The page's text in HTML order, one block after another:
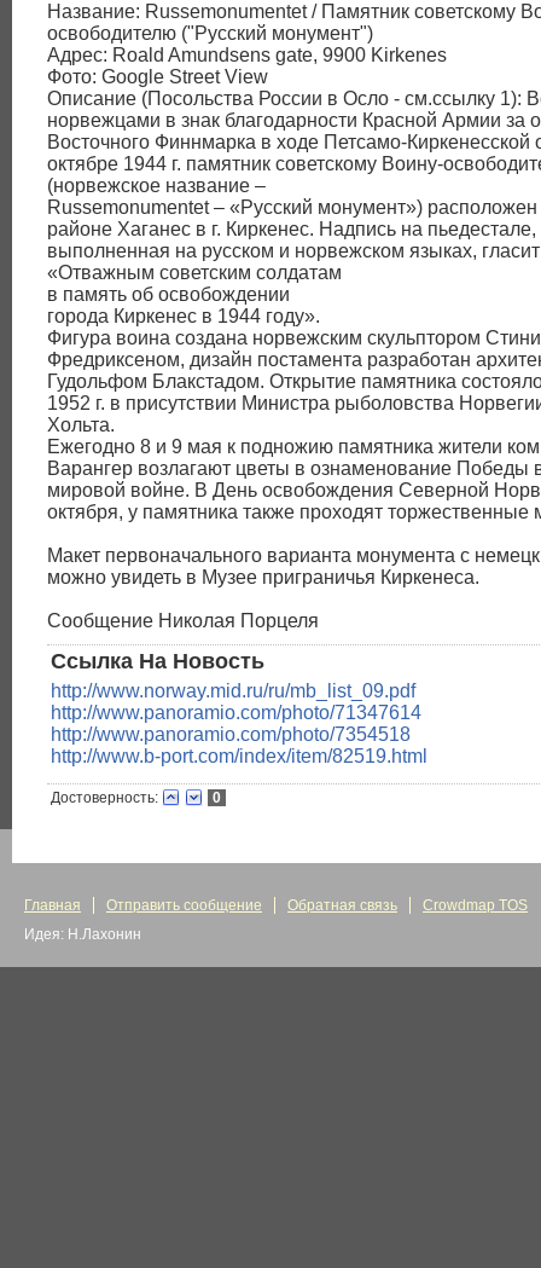
Название: Russemonumentet / Памятник советскому
освободителю ("Русский монумент")
Адрес: Roald Amundsens gate, 9900 Kirkenes
Фото: Google Street View
Описание (Посольства России в Осло - см.ссылку 1):
норвежцами в знак благодарности Красной Армии за
Восточного Финнмарка в ходе Петсамо-Киркенесской
октябре 1944 г. памятник советскому Воину-
(норвежское название –
Russemonumentet – «Русский монумент») расположен
районе Хаганес в г. Киркенес. Надпись на пьедестале,
выполненная на русском и норвежском языках,
«Отважным советским солдатам
в память об освобождении
города Киркенес в 1944 году».
Фигура воина создана норвежским скульптором
Фредриксеном, дизайн постамента разработан
Гудольфом Блакстадом. Открытие памятника
1952 г. в присутствии Министра рыболовства
Хольта.
Ежегодно 8 и 9 мая к подножию памятника жители
Варангер возлагают цветы в ознаменование Победы
мировой войне. В День освобождения Северной
октября, у памятника также проходят торжественные
Макет первоначального варианта монумента с
можно увидеть в Музее приграничья Киркенеса.
Сообщение Николая Порцеля
Ссылка На Новость
http://www.norway.mid.ru/ru/mb_list_09.pdf
http://www.panoramio.com/photo/71347614
http://www.panoramio.com/photo/7354518
http://www.b-port.com/index/item/82519.html
Достоверность: 0
Главная Отправить сообщение Обратная связь
Crowdmap TOS
Идея: Н.Лахонин